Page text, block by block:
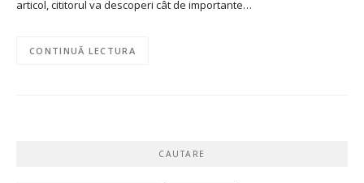
articol, cititorul va descoperi cât de importante…
CONTINUĂ LECTURA
CAUTARE